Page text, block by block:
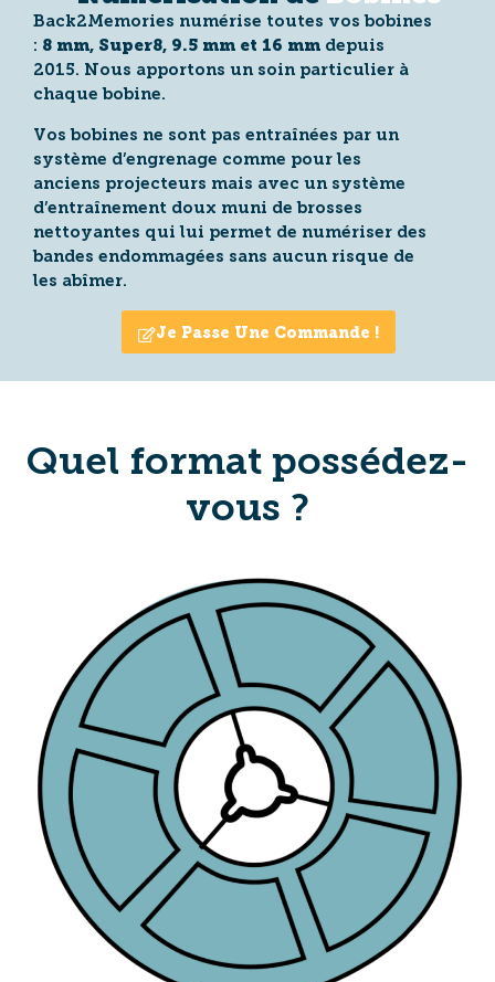
Back2Memories numérise toutes vos bobines
: 8 mm, Super8, 9.5 mm et 16 mm depuis
2015. Nous apportons un soin particulier à
chaque bobine.
Vos bobines ne sont pas entraînées par un
système d’engrenage comme pour les
anciens projecteurs mais avec un système
d’entraînement doux muni de brosses
nettoyantes qui lui permet de numériser des
bandes endommagées sans aucun risque de
les abîmer.
Je Passe Une Commande !
Quel format possédez-
vous ?